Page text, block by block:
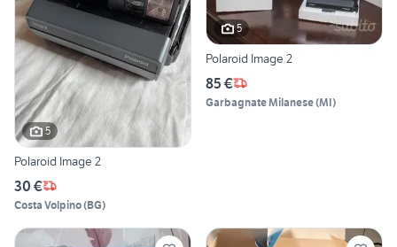
5
Polaroid Image 2
30 €
Costa Volpino(BG)
5
Polaroid Image 2
85 €
Garbagnate Milanese(MI)